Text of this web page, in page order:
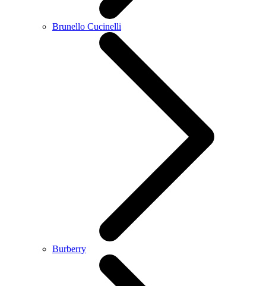
Brunello Cucinelli
Burberry